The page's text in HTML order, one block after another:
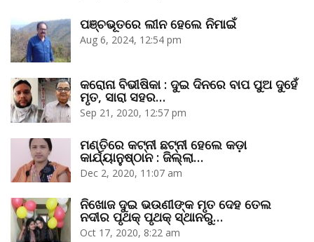
ପଞ୍ଚଭୂତରେ ଲୀନ ହେଲେ ନିମାଇଁ
Aug 6, 2024, 12:54 pm
କରୋନା ବିଭୀଷିକା : ଦୁଇ ଦିନରେ ବାପ ପୁଅ ଦୁହେଁ
ମୃତ, ସାରା ସହର…
Sep 21, 2020, 12:57 pm
ମଣ୍ତିରେ କଟ୍‌ନୀ ଛଟ୍‌ନୀ ହେଲେ କଡ଼ା
କାର୍ଯ୍ୟାନୁଷ୍ଠାନ : ଜିଲ୍ଲା…
Dec 2, 2020, 11:07 am
ନିଖୋଜ ଦୁଇ ଭଉଣୀଙ୍କ ମୃତ ଦେହ ତେଲ
ନଦୀର ପୃଥକ୍‌ ପୃଥକ୍‌ ସ୍ଥାନରୁ…
Oct 17, 2020, 8:22 am